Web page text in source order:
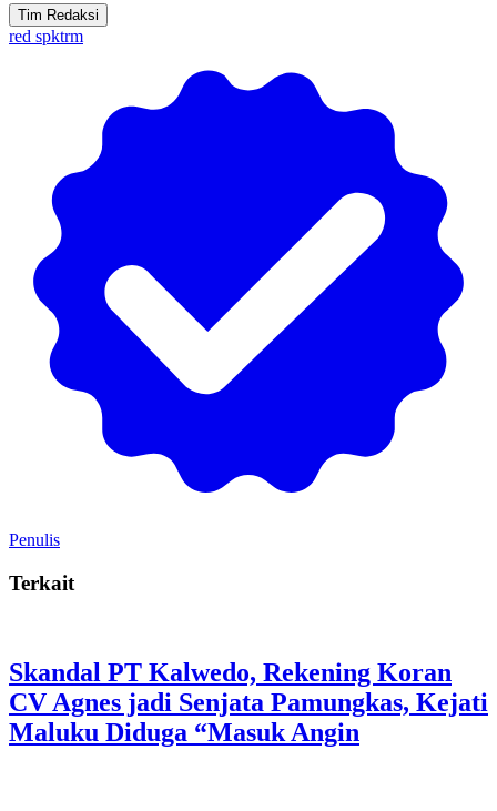
Tim Redaksi
red spktrm
Penulis
Terkait
Skandal PT Kalwedo, Rekening Koran
CV Agnes jadi Senjata Pamungkas, Kejati
Maluku Diduga “Masuk Angin